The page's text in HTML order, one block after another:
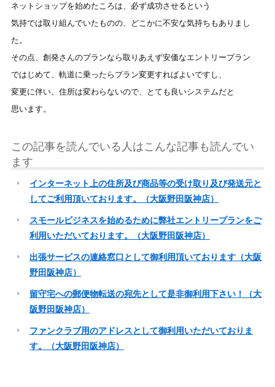
ネットショップを始めたころは、必ず成功させるという
気持では取り組んでいたものの、どこかに不安な気持ちもありまし
た。
その点、創発さんのプランなら取りあえず安価なエントリープラン
ではじめて、軌道に乗ったらプラン変更すればよいですし、
変更に伴い、住所は変わらないので、とても良いシステムだと
思います。
この記事を読んでいる人はこんな記事も読んでい
ます
インターネット上の住所及び商品等の受け取り及び発送元と
してご利用頂いております。（大阪野田阪神店）
スモールビジネスを始めるために弊社エントリープランをご
利用いただいております。（大阪野田阪神店）
出張サービスの連絡窓口として御利用頂いております（大阪
野田阪神店）
留守宅への郵便物転送の宛先として是非御利用下さい！（大
阪野田阪神店）
ファンクラブ用のアドレスとして御利用いただいておりま
す。（大阪野田阪神店）